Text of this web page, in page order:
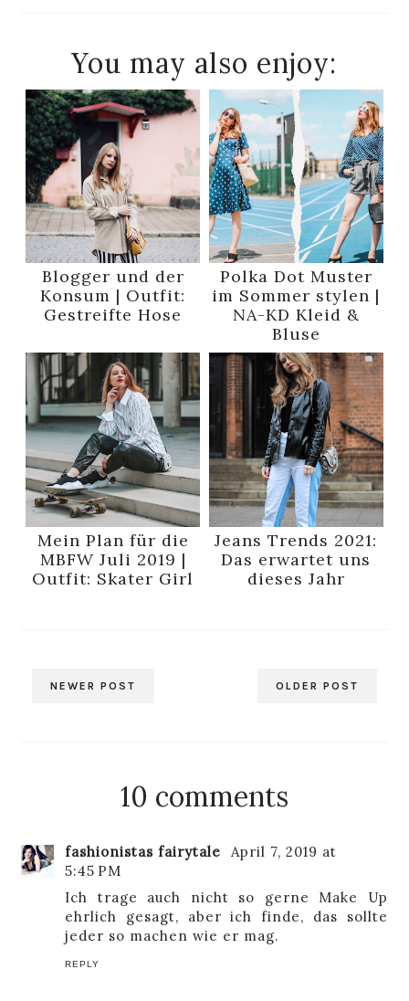
You may also enjoy:
Blogger und der
Konsum | Outfit:
Gestreifte Hose
Polka Dot Muster
im Sommer stylen |
NA-KD Kleid &
Bluse
Mein Plan für die
MBFW Juli 2019 |
Outfit: Skater Girl
Jeans Trends 2021:
Das erwartet uns
dieses Jahr
NEWER POST OLDER POST
10 comments
fashionistas fairytale
April 7, 2019 at
5:45 PM
Ich trage auch nicht so gerne Make Up
ehrlich gesagt, aber ich finde, das sollte
jeder so machen wie er mag.
REPLY